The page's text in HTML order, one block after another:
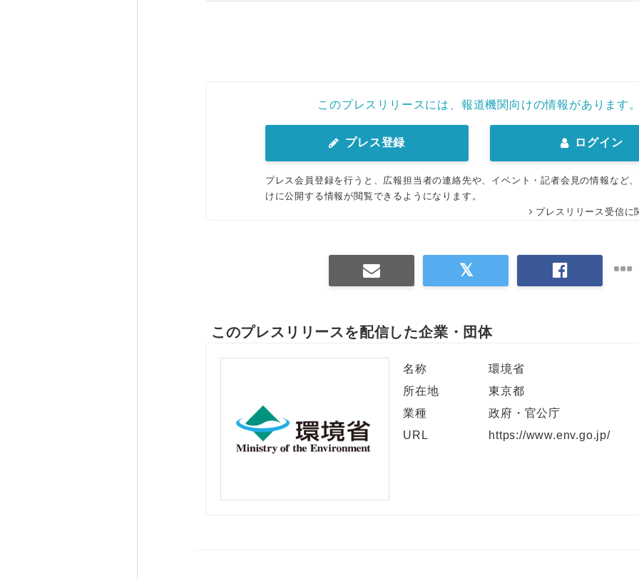
このプレスリリースには、報道機関向けの情報があります
プレス登録 ログイン
プレス会員登録を行うと、広報担当者の連絡先や、イベント・記者会見の情報など
けに公開する情報が閲覧できるようになります。
プレスリリース受信に
このプレスリリースを配信した企業・団体
名称
環境省
所在地
東京都
業種
政府・官公庁
URL
https://www.env.go.jp/